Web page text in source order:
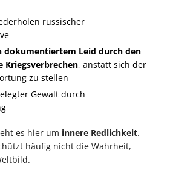
russischer
dokumentiertem Leid durch den
Kriegsverbrechen, anstatt sich der
zu stellen
Gewalt durch
es hier um innere Redlichkeit.
häufig nicht die Wahrheit,